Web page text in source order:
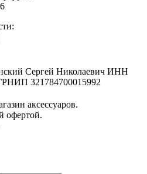
Сергей Николаевич ИНН
321784700015992
аксессуаров.
офертой.